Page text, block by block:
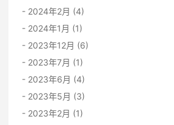
2024年2月 (4)
2024年1月 (1)
2023年12月 (6)
2023年7月 (1)
2023年6月 (4)
2023年5月 (3)
2023年2月 (1)